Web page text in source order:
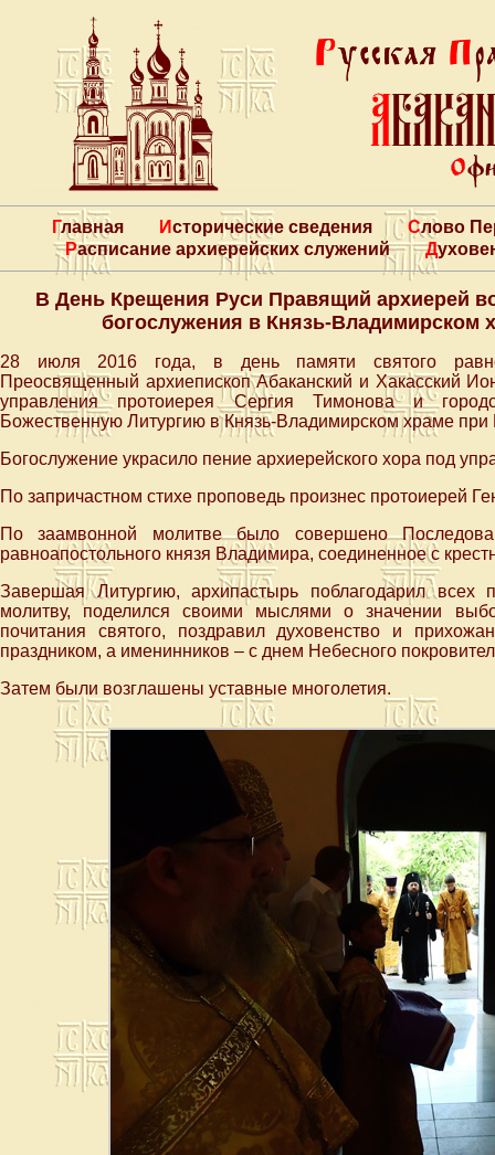
Главная Исторические сведения
Слово
Расписание архиерейских служений
В День Крещения Руси Правящий архиерей
богослужения в Князь-Владимирском
28 июля 2016 года, в день памяти святого
Преосвященный архиепископ Абаканский и Хакасский
управления протоиерея Сергия Тимонова и
Божественную Литургию в Князь-Владимирском храме при
Богослужение украсило пение архиерейского хора под
По запричастном стихе проповедь произнес протоиерей
По заамвонной молитве было совершено
равноапостольного князя Владимира, соединенное с
Завершая Литургию, архипастырь поблагодарил
молитву, поделился своими мыслями о значении
почитания святого, поздравил духовенство и
праздником, а именинников – с днем Небесного
Затем были возглашены уставные многолетия.